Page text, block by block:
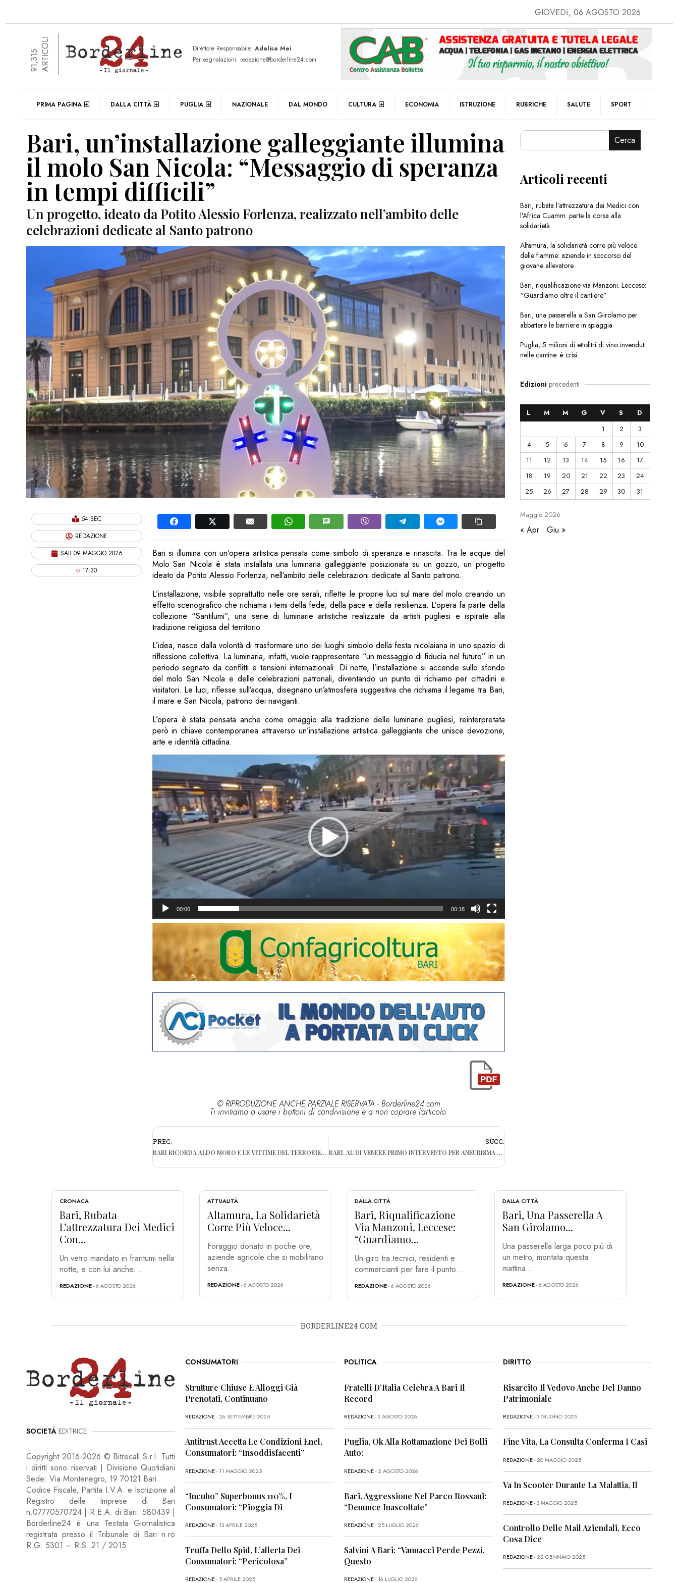
GIOVEDì, 06 AGOSTO 2026
91,315ARTICOLI Direttore Responsabile: Adalisa Mei
Per segnalazioni: redazione@borderline24.com
PRIMA PAGINA DALLA CITTÀ PUGLIA NAZIONALE DAL MONDO CULTURA ECONOMIA ISTRUZIONE RUBRICHE SALUTE SPORT
Bari, un’installazione galleggiante illumina
il molo San Nicola: “Messaggio di speranza
in tempi difficili”
Un progetto, ideato da Potito Alessio Forlenza, realizzato nell’ambito delle
celebrazioni dedicate al Santo patrono
54 SEC
REDAZIONE
SAB 09 MAGGIO 2026
17:30
Bari si illumina con un’opera artistica pensata come simbolo di speranza e rinascita. Tra le acque del
Molo San Nicola è stata installata una luminaria galleggiante posizionata su un gozzo, un progetto
ideato da Potito Alessio Forlenza, nell’ambito delle celebrazioni dedicate al Santo patrono.
L’installazione, visibile soprattutto nelle ore serali, riflette le proprie luci sul mare del molo creando un
effetto scenografico che richiama i temi della fede, della pace e della resilienza. L’opera fa parte della
collezione “Santilumi”, una serie di luminarie artistiche realizzate da artisti pugliesi e ispirate alla
tradizione religiosa del territorio.
L’idea, nasce dalla volontà di trasformare uno dei luoghi simbolo della festa nicolaiana in uno spazio di
riflessione collettiva. La luminaria, infatti, vuole rappresentare “un messaggio di fiducia nel futuro” in un
periodo segnato da conflitti e tensioni internazionali. Di notte, l’installazione si accende sullo sfondo
del molo San Nicola e delle celebrazioni patronali, diventando un punto di richiamo per cittadini e
visitatori. Le luci, riflesse sull’acqua, disegnano un’atmosfera suggestiva che richiama il legame tra Bari,
il mare e San Nicola, patrono dei naviganti.
L’opera è stata pensata anche come omaggio alla tradizione delle luminarie pugliesi, reinterpretata
però in chiave contemporanea attraverso un’installazione artistica galleggiante che unisce devozione,
arte e identità cittadina.
Player
00:00 00:18
© RIPRODUZIONE ANCHE PARZIALE RISERVATA - Borderline24.com
Ti invitiamo a usare i bottoni di condivisione e a non copiare l'articolo.
PREC.
BARI RICORDA ALDO MORO E LE VITTIME DEL TERRORISMO: “DOVERE MORALE E CIVILE NON DIMENTICARE”
SUCC.
BARI, AL DI VENERE PRIMO INTERVENTO PER ANEURISMA CON IL SUPPORTO DELL’INTELLIGENZA ARTIFICIALE
Cerca
Articoli recenti
Bari, rubata l’attrezzatura dei Medici con
l’Africa Cuamm: parte la corsa alla
solidarietà
Altamura, la solidarietà corre più veloce
delle fiamme: aziende in soccorso del
giovane allevatore
Bari, riqualificazione via Manzoni. Leccese:
“Guardiamo oltre il cantiere”
Bari, una passerella a San Girolamo per
abbattere le barriere in spiaggia
Puglia, 5 milioni di ettolitri di vino invenduti
nelle cantine: è crisi
Edizioni precedenti
Maggio2026
L M M G V S
D
1
2
3
4
5 6 7 8 9
10
11
12 13 14 15 16
17
18
19 20 21 22 23
24
25
26 27 28 29 30 31
« Apr Giu »
CRONACA
Bari, Rubata
L’attrezzatura Dei Medici
Con...
Un vetro mandato in frantumi nella
notte, e con lui anche...
REDAZIONE- 6 AGOSTO 2026
ATTUALITÀ
Altamura, La Solidarietà
Corre Più Veloce...
Foraggio donato in poche ore,
aziende agricole che si mobilitano
senza...
REDAZIONE- 6 AGOSTO 2026
DALLA CITTÀ
Bari, Riqualificazione
Via Manzoni. Leccese:
“Guardiamo...
Un giro tra tecnici, residenti e
commercianti per fare il punto...
REDAZIONE- 6 AGOSTO 2026
DALLA CITTÀ
Bari, Una Passerella A
San Girolamo...
Una passerella larga poco più di
un metro, montata questa
mattina...
REDAZIONE- 6 AGOSTO 2026
BORDERLINE24.COM
SOCIETÀ EDITRICE
Copyright 2016-2026 © Bitrecall S.r.l. Tutti
i diritti sono riservati | Divisione Quotidiani
Sede: Via Montenegro, 19 70121 Bari
Codice Fiscale, Partita I.V.A. e Iscrizione al
Registro delle Imprese di Bari
n.07770570724 | R.E.A. di Bari: 580439 |
Borderline24 è una Testata Giornalistica
registrata presso il Tribunale di Bari n.ro
R.G. 5301 – R.S. 21 / 2015
CONSUMATORI
Strutture Chiuse E Alloggi Già
Prenotati, Continuano
REDAZIONE- 26 SETTEMBRE 2025
Antitrust Accetta Le Condizioni Enel,
Consumatori: “Insoddisfacenti”
REDAZIONE- 11 MAGGIO 2025
“Incubo” Superbonus 110%, I
Consumatori: “Pioggia Di
REDAZIONE- 13 APRILE 2025
Truffa Dello Spid, L’allerta Dei
Consumatori: “Pericolosa”
REDAZIONE- 5 APRILE 2025
POLITICA
Fratelli D’Italia Celebra A Bari Il
Record
REDAZIONE- 3 AGOSTO 2026
Puglia, Ok Alla Rottamazione Dei Bolli
Auto:
REDAZIONE- 2 AGOSTO 2026
Bari, Aggressione Nel Parco Rossani:
“Denunce Inascoltate”
REDAZIONE- 25 LUGLIO 2026
Salvini A Bari: “Vannacci Perde Pezzi,
Questo
REDAZIONE- 16 LUGLIO 2026
DIRITTO
Risarcito Il Vedovo Anche Del Danno
Patrimoniale
REDAZIONE- 3 GIUGNO 2025
Fine Vita, La Consulta Conferma I Casi
REDAZIONE- 20 MAGGIO 2025
Va In Scooter Durante La Malattia, Il
REDAZIONE- 3 MAGGIO 2025
Controllo Delle Mail Aziendali, Ecco
Cosa Dice
REDAZIONE- 22 GENNAIO 2025